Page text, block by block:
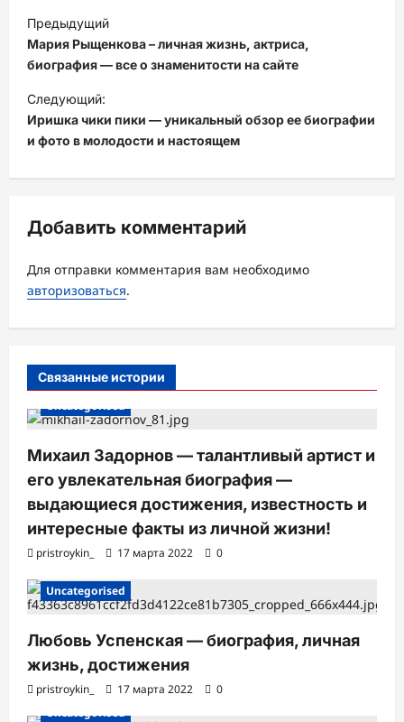
Н
а
в
и
г
а
ц
я
з
а
и
Предыдущий
Мария Рыщенкова – личная жизнь, актриса,
биография — все о знаменитости на сайте
Следующий:
Иришка чики пики — уникальный обзор ее биографии
и фото в молодости и настоящем
Добавить комментарий
Для отправки комментария вам необходимо
авторизоваться.
Связанные истории
Uncategorised
Михаил Задорнов — талантливый артист и
его увлекательная биография —
выдающиеся достижения, известность и
интересные факты из личной жизни!
pristroykin_ 17 марта 2022 0
Uncategorised
Любовь Успенская — биография, личная
жизнь, достижения
pristroykin_ 17 марта 2022
0
Uncategorised